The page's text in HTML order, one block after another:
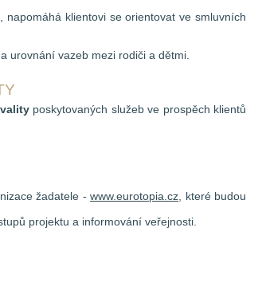
klientovi se orientovat ve smluvních
urovnání vazeb mezi rodiči a dětmi.
poskytovaných služeb ve prospěch klientů
žadatele -www.eurotopia.cz , které budou
projektu a informování veřejnosti.